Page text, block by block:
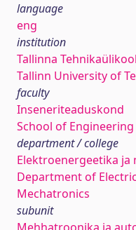
language
eng
institution
Tallinna Tehnikaülikool
Tallinn University of
faculty
Inseneriteaduskond
School of Engineering
department / college
Elektroenergeetika
Department of
Mechatronics
subunit